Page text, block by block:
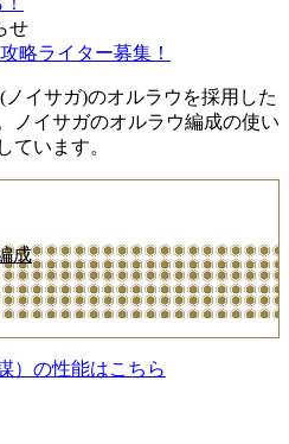
せ
略ライター募集！
ノイサガ)のオルラウを採用した
ノイサガのオルラウ編成の使い
ています。
成
）の性能はこちら